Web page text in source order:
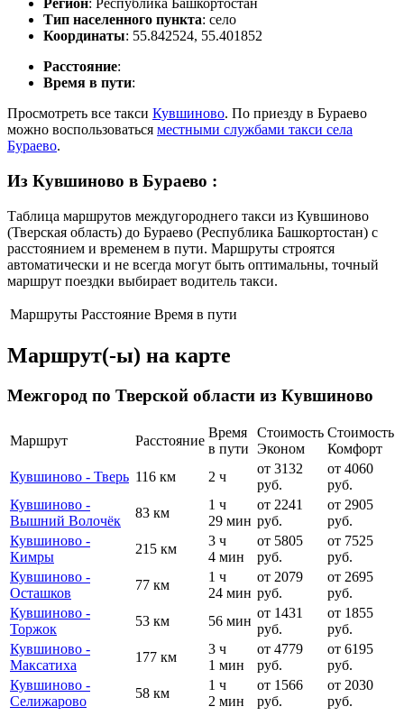
Регион: Республика Башкортостан
Тип населенного пункта: село
Координаты: 55.842524, 55.401852
Расстояние:
Время в пути:
Просмотреть все такси Кувшиново. По приезду в Бураево
можно воспользоваться местными службами такси села
Бураево.
Из Кувшиново в Бураево :
Таблица маршрутов междугороднего такси из Кувшиново
(Тверская область) до Бураево (Республика Башкортостан) с
расстоянием и временем в пути. Маршруты строятся
автоматически и не всегда могут быть оптимальны, точный
маршрут поездки выбирает водитель такси.
Маршруты Расстояние Время в пути
Маршрут(-ы) на карте
Межгород по Тверской области из Кувшиново
Маршрут Расстояние
Время
в пути
Стоимость
Эконом
Стоимость
Комфорт
Кувшиново - Тверь 116 км 2 ч
от 3132
руб.
от 4060
руб.
Кувшиново -
Вышний Волочёк
83 км
1 ч
29 мин
от 2241
руб.
от 2905
руб.
Кувшиново -
Кимры
215 км
3 ч
4 мин
от 5805
руб.
от 7525
руб.
Кувшиново -
Осташков
77 км
1 ч
24 мин
от 2079
руб.
от 2695
руб.
Кувшиново -
Торжок
53 км 56 мин
от 1431
руб.
от 1855
руб.
Кувшиново -
Максатиха
177 км
3 ч
1 мин
от 4779
руб.
от 6195
руб.
Кувшиново -
Селижарово
58 км
1 ч
2 мин
от 1566
руб.
от 2030
руб.